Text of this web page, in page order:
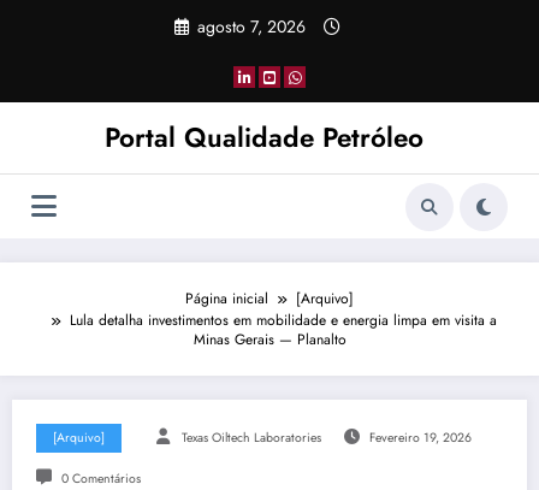
agosto 7, 2026
Portal Qualidade Petróleo
Página inicial
[Arquivo]
Lula detalha investimentos em mobilidade e energia limpa em visita a
Minas Gerais — Planalto
[Arquivo] Texas Oiltech Laboratories Fevereiro 19, 2026
0 Comentários